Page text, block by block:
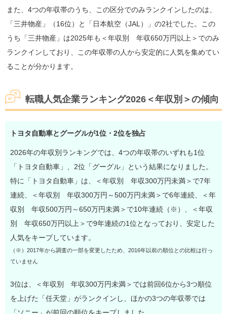
また、4つの年収帯のうち、この区分でのみランクインしたのは、
「三井物産」（16位）と「日本航空（JAL）」の2社でした。この
うち「三井物産」は2025年も＜年収別 年収650万円以上＞でのみ
ランクインしており、この年収帯の人から安定的に人気を集めてい
ることが分かります。
転職人気企業ランキング2026＜年収別＞の傾向
トヨタ自動車とグーグルが1位・2位を独占
2026年の年収別ランキングでは、4つの年収帯のいずれも1位
「トヨタ自動車」、2位「グーグル」という結果になりました。
特に「トヨタ自動車」は、＜年収別 年収300万円未満＞で7年
連続、＜年収別 年収300万円～500万円未満＞で6年連続、＜年
収別 年収500万円～650万円未満＞で10年連続（※）、＜年収
別 年収650万円以上＞で9年連続の1位となっており、安定した
人気をキープしています。
（※）2017年から調査の一部を変更したため、2016年以前の順位との比較は行っ
ていません
3位は、＜年収別 年収300万円未満＞では前回6位から3つ順位
を上げた「任天堂」がランクインし、ほかの3つの年収帯では